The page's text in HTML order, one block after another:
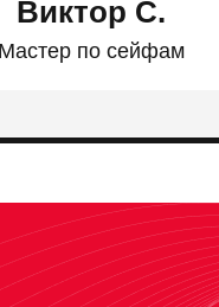
Виктор С.
Мастер по сейфам